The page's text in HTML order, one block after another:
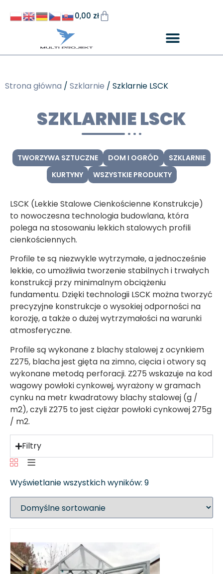
0,00 zł
Strona główna / Szklarnie / Szklarnie LSCK
SZKLARNIE LSCK
TWORZYWA SZTUCZNE DOM I OGRÓD
SZKLARNIE
KURTYNY
WSZYSTKIE PRODUKTY
LSCK (Lekkie Stalowe Cienkościenne Konstrukcje)
to nowoczesna technologia budowlana, która
polega na stosowaniu lekkich stalowych profili
cienkościennych.
Profile te są niezwykle wytrzymałe, a jednocześnie
lekkie, co umożliwia tworzenie stabilnych i trwałych
konstrukcji przy minimalnym obciążeniu
fundamentu. Dzięki technologii LSCK można tworzyć
precyzyjne konstrukcje o wysokiej odporności na
korozję, a także o dużej wytrzymałości na warunki
atmosferyczne.
Profile są wykonane z blachy stalowej z ocynkiem
Z275, blacha jest gięta na zimno, cięcia i otwory są
wykonane metodą perforacji. Z275 wskazuje na kod
wagowy powłoki cynkowej, wyrażony w gramach
cynku na metr kwadratowy blachy stalowej (g /
m2), czyli Z275 to jest ciężar powłoki cynkowej 275g
/ m2.
Filtry
Wyświetlanie wszystkich wyników: 9